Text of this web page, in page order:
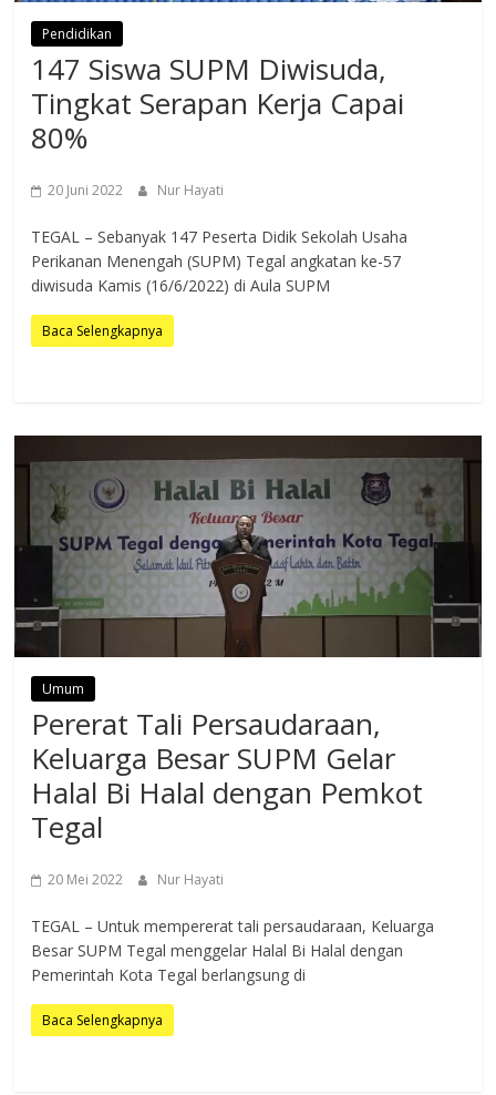
Pendidikan
147 Siswa SUPM Diwisuda,
Tingkat Serapan Kerja Capai
80%
20 Juni 2022 Nur Hayati
TEGAL – Sebanyak 147 Peserta Didik Sekolah Usaha
Perikanan Menengah (SUPM) Tegal angkatan ke-57
diwisuda Kamis (16/6/2022) di Aula SUPM
Baca Selengkapnya
Umum
Pererat Tali Persaudaraan,
Keluarga Besar SUPM Gelar
Halal Bi Halal dengan Pemkot
Tegal
20 Mei 2022 Nur Hayati
TEGAL – Untuk mempererat tali persaudaraan, Keluarga
Besar SUPM Tegal menggelar Halal Bi Halal dengan
Pemerintah Kota Tegal berlangsung di
Baca Selengkapnya